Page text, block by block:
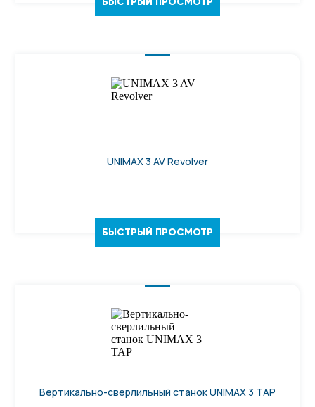
UNIMAX 3 AV Revolver
БЫСТРЫЙ ПРОСМОТР
Вертикально-сверлильный станок UNIMAX 3 TAP